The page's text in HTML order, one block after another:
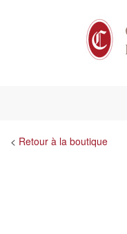
< Retour à la boutique